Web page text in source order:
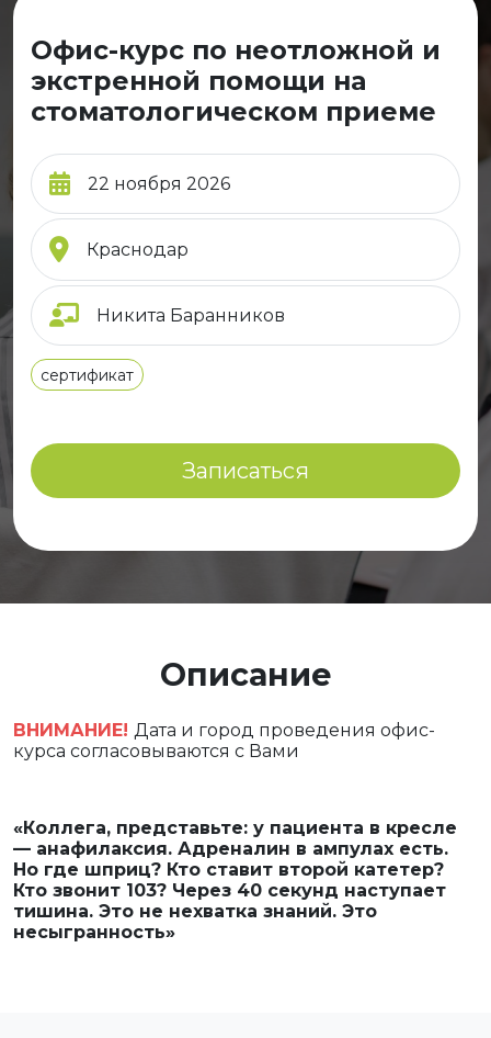
Офис-курс по неотложной и
экстренной помощи на
стоматологическом приеме
22 ноября 2026
Краснодар
Никита Баранников
сертификат
Записаться
Описание
ВНИМАНИЕ! Дата и город проведения офис-
курса согласовываются c Вами
«Коллега, представьте: у пациента в кресле
— анафилаксия. Адреналин в ампулах есть.
Но где шприц? Кто ставит второй катетер?
Кто звонит 103? Через 40 секунд наступает
тишина. Это не нехватка знаний. Это
несыгранность»